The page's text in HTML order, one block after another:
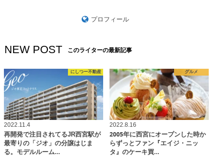
プロフィール
NEW POST このライターの最新記事
にしつー不動産
2022.11.4
再開発で注目されてるJR西宮駅が
最寄りの「ジオ」の分譲はじま
る。モデルルーム…
グルメ
2022.8.16
2005年に西宮にオープンした時か
らずっとファン『エイジ・ニッ
タ』のケーキ買…